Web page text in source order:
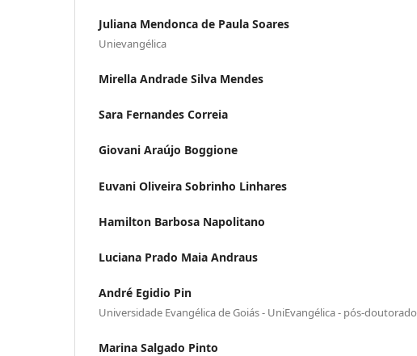
Juliana Mendonca de Paula Soares
Unievangélica
Mirella Andrade Silva Mendes
Sara Fernandes Correia
Giovani Araújo Boggione
Euvani Oliveira Sobrinho Linhares
Hamilton Barbosa Napolitano
Luciana Prado Maia Andraus
André Egidio Pin
Universidade Evangélica de Goiás - UniEvangélica - pós-doutorado
Marina Salgado Pinto